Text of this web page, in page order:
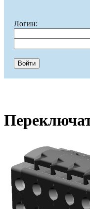
Логин: